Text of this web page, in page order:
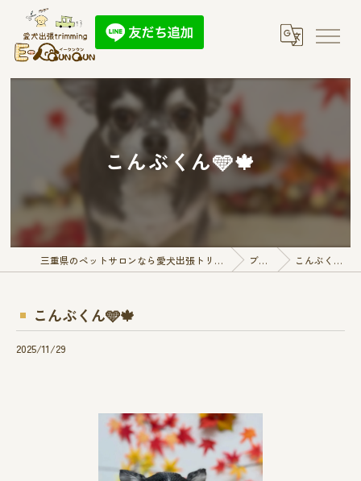
こんぶくん🩵🍁
三重県のペットサロンなら愛犬出張トリミング E-QunQun ブログ こんぶくん🩵🍁
こんぶくん🩵🍁
2025/11/29